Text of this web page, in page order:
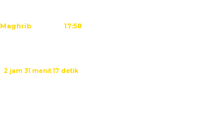
Maghrib 17:58
2 jam 31 menit 16 detik